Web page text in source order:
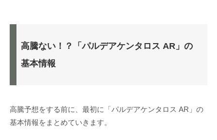
高騰ない！？「パルデアケンタロス AR」の
基本情報
高騰予想をする前に、最初に「パルデアケンタロス AR」の
基本情報をまとめていきます。